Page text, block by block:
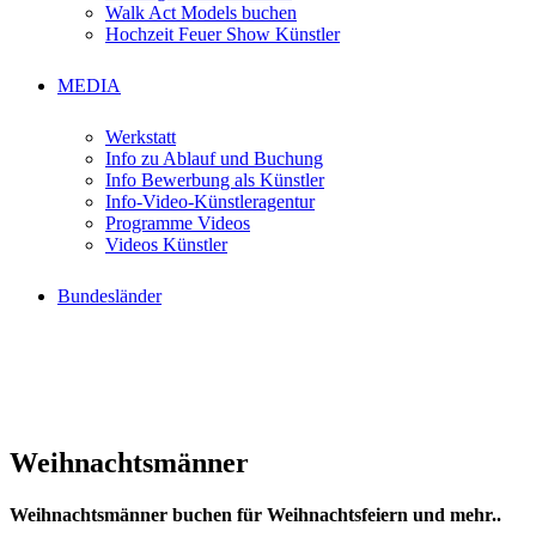
Walk Act Models buchen
Hochzeit Feuer Show Künstler
MEDIA
Werkstatt
Info zu Ablauf und Buchung
Info Bewerbung als Künstler
Info-Video-Künstleragentur
Programme Videos
Videos Künstler
Bundesländer
Weihnachtsmänner
Weihnachtsmänner buchen für Weihnachtsfeiern und mehr..